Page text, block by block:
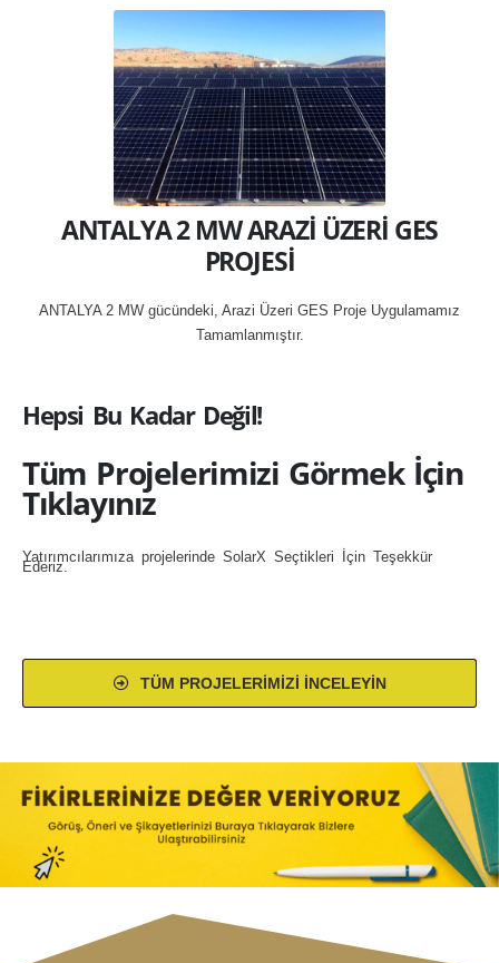
ANTALYA 2 MW ARAZİ ÜZERİ GES
PROJESİ
ANTALYA 2 MW gücündeki, Arazi Üzeri GES Proje Uygulamamız
Tamamlanmıştır.
Hepsi Bu Kadar Değil!
Tüm Projelerimizi Görmek İçin
Tıklayınız
Yatırımcılarımıza projelerinde SolarX Seçtikleri İçin Teşekkür
Ederiz.
TÜM PROJELERIMIZI İNCELEYIN